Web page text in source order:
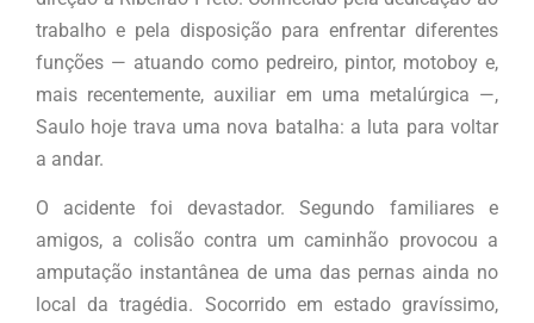
trabalho e pela disposição para enfrentar diferentes
funções — atuando como pedreiro, pintor, motoboy e,
mais recentemente, auxiliar em uma metalúrgica —,
Saulo hoje trava uma nova batalha: a luta para voltar
a andar.
O acidente foi devastador. Segundo familiares e
amigos, a colisão contra um caminhão provocou a
amputação instantânea de uma das pernas ainda no
local da tragédia. Socorrido em estado gravíssimo,